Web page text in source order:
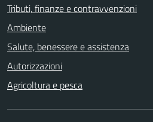
Tributi, finanze e contravvenzioni
Ambiente
Salute, benessere e assistenza
Autorizzazioni
Agricoltura e pesca